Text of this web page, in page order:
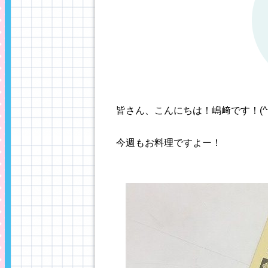
皆さん、こんにちは！嶋﨑です！
今週もお料理ですよー！